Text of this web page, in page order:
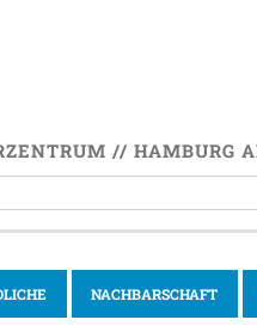
// HAMBURG
NACHBARSCHAFT